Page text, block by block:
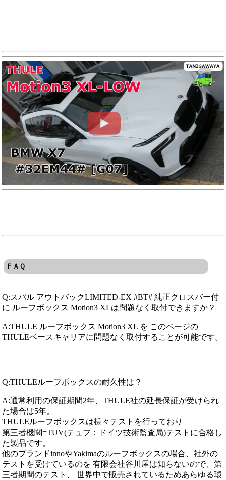
ＦＡＱ
Q:スバル アウトバックLIMITED-EX #BT# 純正クロスバー付
に ルーフボックス Motion3 XLは問題なく取付できますか？
A:THULE ルーフボックス Motion3 XL を このページの
THULEベースキャリアに問題なく取付することが可能です。
Q:THULEルーフボックスの耐久性は？
A:通常利用の保証期間2年、THULE社の延長保証が受けられ
た場合は5年。
THULEルーフボックスは様々テストを行っており
第三者機関=TUV(テュフ：ドイツ技術監査局)テストに合格し
た製品です。
他のブランドinnoやYakimaのルーフボックスの場合、社外の
テストを受けているのを 有限会社谷川屋は知らないので、第
三者期間のテスト、 世界中で販売されているためあらゆる環